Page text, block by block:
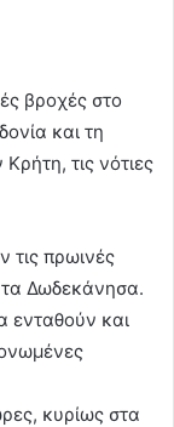
βροχές στο
και τη
τις νότιες
τις πρωινές
τα Δωδεκάνησα.
ενταθούν και
κυρίως στα